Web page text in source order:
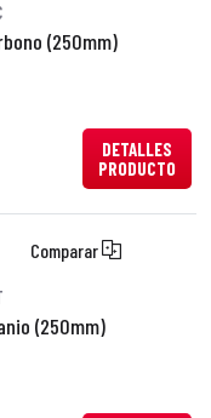
(250mm)
DETALLES
PRODUCTO
Comparar
(250mm)